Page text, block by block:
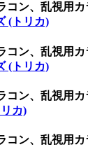
コン、乱視用
(トリカ)
コン、乱視用
(トリカ)
コン、乱視用
カ)
コン、乱視用